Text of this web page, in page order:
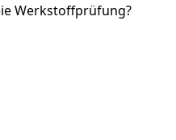
Werkstoffprüfung?